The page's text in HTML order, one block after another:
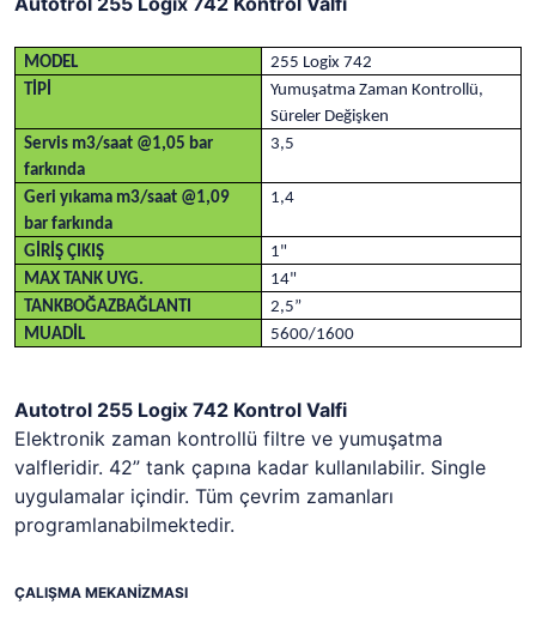
MODEL
255 Logix 742
TİPİ
Yumuşatma Zaman Kontrollü,
Süreler Değişken
Servis m3/saat @1,05 bar
farkında
3,5
Geri yıkama m3/saat @1,09
bar farkında
1,4
GİRİŞ ÇIKIŞ
1"
MAX TANK UYG.
14"
TANKBOĞAZBAĞLANTI
2,5”
MUADİL
5600/1600
Autotrol 255 Logix 742 Kontrol Valfi
Elektronik zaman kontrollü filtre ve yumuşatma
valfleridir. 42” tank çapına kadar kullanılabilir. Single
uygulamalar içindir. Tüm çevrim zamanları
programlanabilmektedir.
ÇALIŞMA MEKANİZMASI